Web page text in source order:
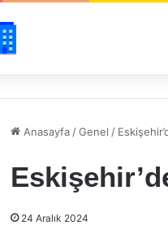
Anasayfa /Genel /
24 Aralık 2024